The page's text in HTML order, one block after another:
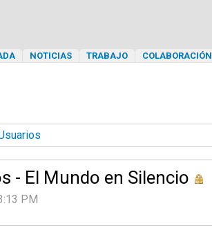
NOTICIAS TRABAJO COLABORACIÓN
- El Mundo en Silencio
PM